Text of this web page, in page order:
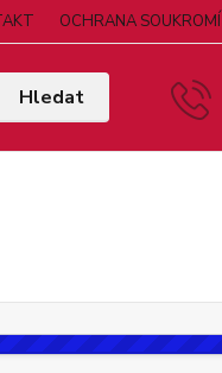
OCHRANA SOUKROMÍ
Hledat